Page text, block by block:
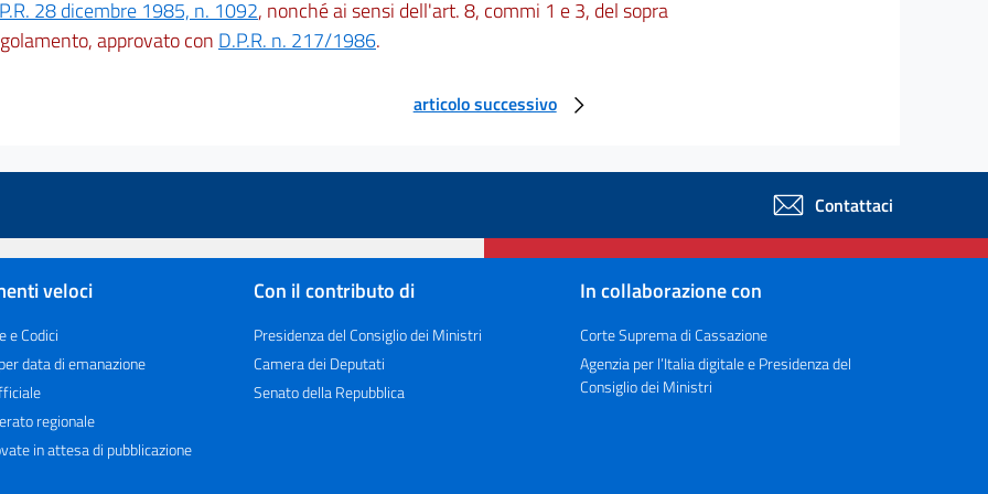
28 dicembre 1985, n. 1092, nonché ai sensi dell'art. 8, commi 1 e 3, del sopra
approvato con D.P.R. n. 217/1986.
articolo successivo
Contattaci
veloci
e Codici
data di emanazione
regionale
in attesa di pubblicazione
Con il contributo di
Presidenza del Consiglio dei Ministri
Camera dei Deputati
Senato della Repubblica
In collaborazione con
Corte Suprema di Cassazione
Agenzia per l’Italia digitale e Presidenza del
Consiglio dei Ministri